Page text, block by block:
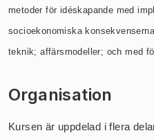
metoder för idéskapande med
socioekonomiska
teknik; affärsmodeller; och med
Organisation
Kursen är uppdelad i flera